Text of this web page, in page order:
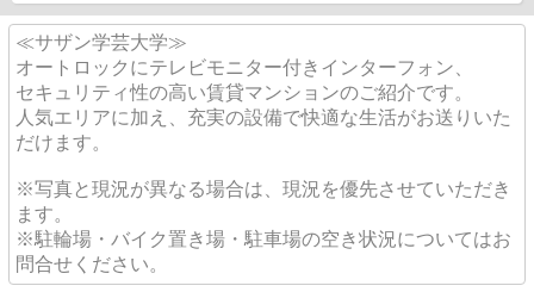
≪サザン学芸大学≫
オートロックにテレビモニター付きインターフォン、
セキュリティ性の高い賃貸マンションのご紹介です。
人気エリアに加え、充実の設備で快適な生活がお送りいた
だけます。
※写真と現況が異なる場合は、現況を優先させていただき
ます。
※駐輪場・バイク置き場・駐車場の空き状況についてはお
問合せください。